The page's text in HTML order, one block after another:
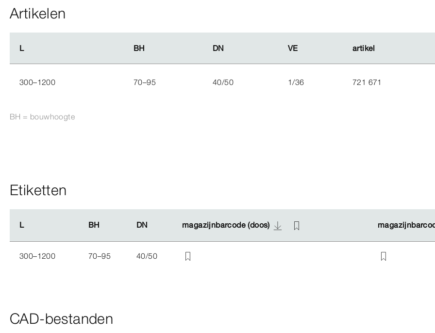
Artikelen
L BH DN VE artikel
L BH DN VE artikel
300–1200 70–95 40/50 1/36 721 671
BH = bouwhoogte
Etiketten
L BH DN magazijnbarcode (doos)
L BH DN magazijnbarcode (doos)
300–1200 70–95 40/50
CAD-bestanden